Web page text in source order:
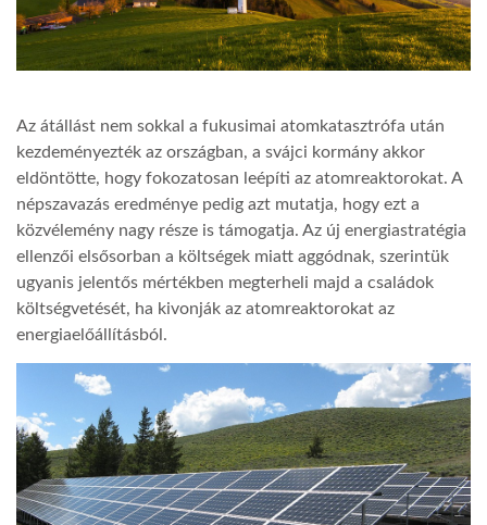
LATIMO.HU
Az átállást nem sokkal a fukusimai atomkatasztrófa után
kezdeményezték az országban, a svájci kormány akkor
eldöntötte, hogy fokozatosan leépíti az atomreaktorokat. A
népszavazás eredménye pedig azt mutatja, hogy ezt a
közvélemény nagy része is támogatja. Az új energiastratégia
ellenzői elsősorban a költségek miatt aggódnak, szerintük
ugyanis jelentős mértékben megterheli majd a családok
költségvetését, ha kivonják az atomreaktorokat az
energiaelőállításból.